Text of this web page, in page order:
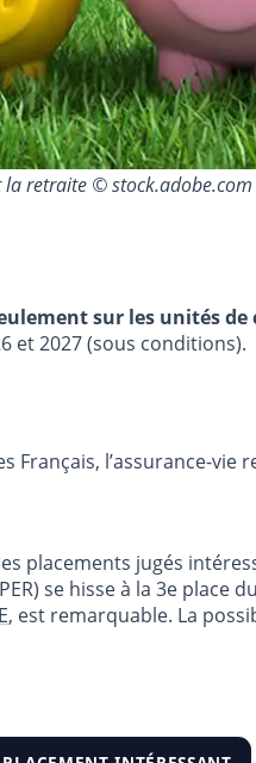
la retraite © stock.adobe.com
sur les unités de
et 2027 (sous conditions).
l’assurance-vie
placements jugés
se hisse à la 3e place
, est remarquable. La